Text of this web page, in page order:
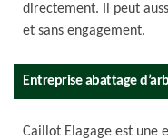
directement. Il peut
et sans engagement.
Entreprise abattage
Caillot Elagage est une